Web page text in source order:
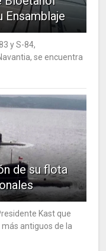
Ensamblaje
y S-84,
se encuentra
de su flota
Kast que
antiguos de la